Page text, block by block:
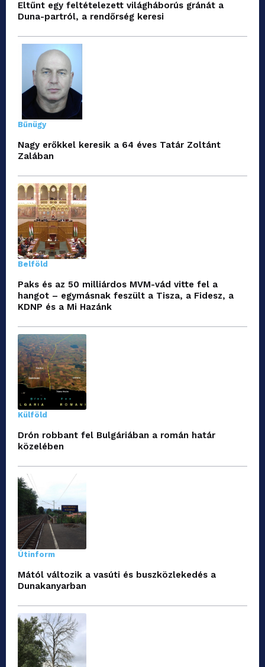
Eltűnt egy feltételezett világháborús gránát a
Duna-partról, a rendőrség keresi
Bűnügy
Nagy erőkkel keresik a 64 éves Tatár Zoltánt
Zalában
Belföld
Paks és az 50 milliárdos MVM-vád vitte fel a
hangot – egymásnak feszült a Tisza, a Fidesz, a
KDNP és a Mi Hazánk
Külföld
Drón robbant fel Bulgáriában a román határ
közelében
Útinform
Mától változik a vasúti és buszközlekedés a
Dunakanyarban